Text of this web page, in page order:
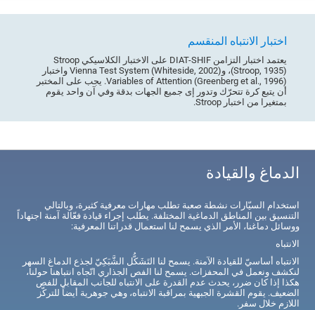
اختبار الانتباه المنقسم
يعتمد اختبار التزامن DIAT-SHIF على الاختبار الكلاسيكي Stroop
(Stroop, 1935)، وVienna Test System (Whiteside, 2002) واختبار
Variables of Attention (Greenberg et al., 1996). يجب على المختبر
أن يتبع كرة تتحرّك وتدور إى جميع الجهات بدقة وفي آن واحد يقوم
بمتغيرا من اختبار Stroop.
الدماغ والقيادة
استخدام السيّارات نشطة صعبة تطلب مهارات معرفية كثيرة، وبالتالي
التنسيق بين المناطق الدماغية المختلفة. يطلب إجراء قيادة فعّالة آمنة اجتهاداً
ووسائل دماغنا، الأمر الذي يسمح لنا استعمال قدراتنا المعرفية:
الانتباه
الانتباه أساسيّ للقيادة الآمنة. يسمح لنا التَشَكُّل الشَّبَكِيّ لجذع الدماغ السهر
لنكشف ونعمل في المحفزات. يسمح لنا الفص الجذاري اتّجاه انتباهنا حولنا،
هكذا إذا كان ضرر، يحدث عدم القدرة على الانتباه للجانب المقابل للفص
الضعيف. يقوم القشرة الجبهية بمراقبة الانتباه، وهي جوهرية أيضاً للتركّز
اللازم خلال سفر.